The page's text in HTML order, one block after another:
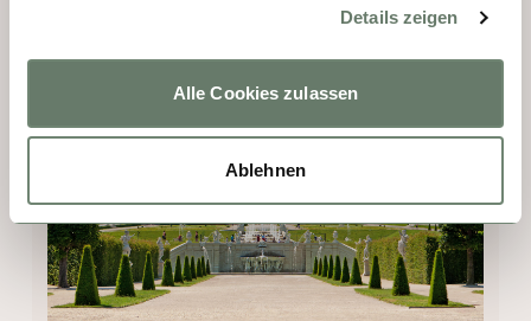
Details zeigen
Alle Cookies zulassen
Ablehnen
Apfelstrudel. So reich. So faszinierend. Was